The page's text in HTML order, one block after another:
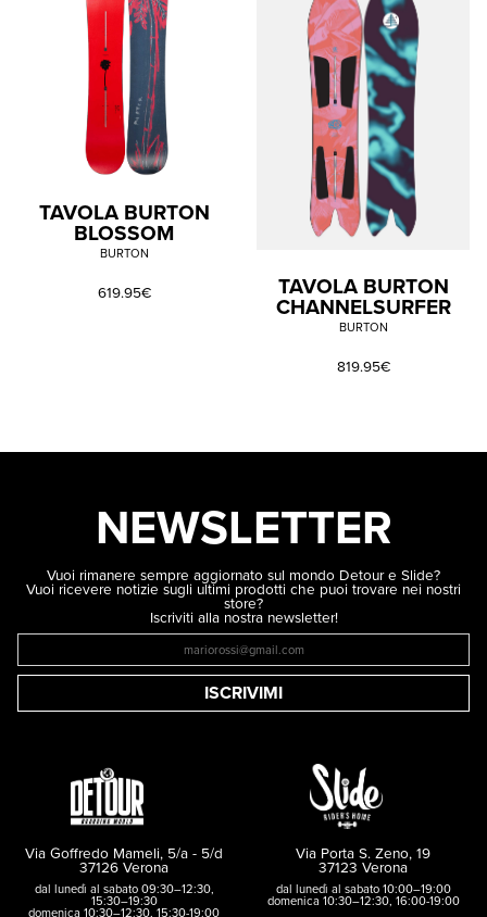
TAVOLA BURTON
BLOSSOM
BURTON
619.95€ TAVOLA BURTON
CHANNELSURFER
BURTON
819.95€
NEWSLETTER
Vuoi rimanere sempre aggiornato sul mondo Detour e Slide?
Vuoi ricevere notizie sugli ultimi prodotti che puoi trovare nei nostri
store?
Iscriviti alla nostra newsletter!
ISCRIVIMI
Via Goffredo Mameli, 5/a - 5/d
37126 Verona
dal lunedì al sabato 09:30–12:30,
15:30–19:30
domenica 10:30–12:30, 15:30-19:00
Via Porta S. Zeno, 19
37123 Verona
dal lunedì al sabato 10:00–19:00
domenica 10:30–12:30, 16:00-19:00